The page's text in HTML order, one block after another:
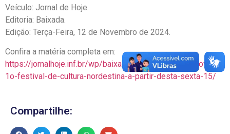
Veículo: Jornal de Hoje.
Editoria: Baixada.
Edição: Terça-Feira, 12 de Novembro de 2024.
Confira a matéria completa em:
https://jornalhoje.inf.br/wp/baixada/nova-iguacu-promove-
1o-festival-de-cultura-nordestina-a-partir-desta-sexta-15/
Compartilhe: